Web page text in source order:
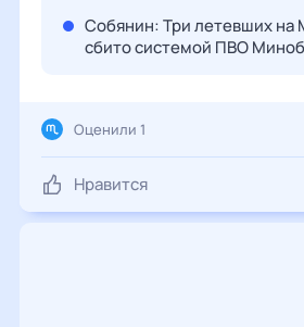
Собянин: Три летевших на
сбито системой ПВО
Нравится
Оценили 1